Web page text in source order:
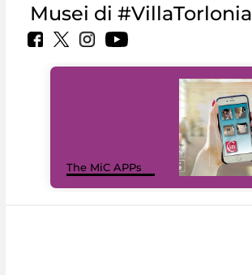
Musei di #VillaTorlonia
The MiC APPs